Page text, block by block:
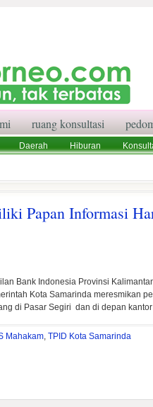
ruang konsultasi
Daerah Hiburan
Papan Informasi
Bank Indonesia Provinsi
Kota Samarinda meresmikan
di Pasar Segiri dan di depan
Mahakam, TPID Kota Samarinda